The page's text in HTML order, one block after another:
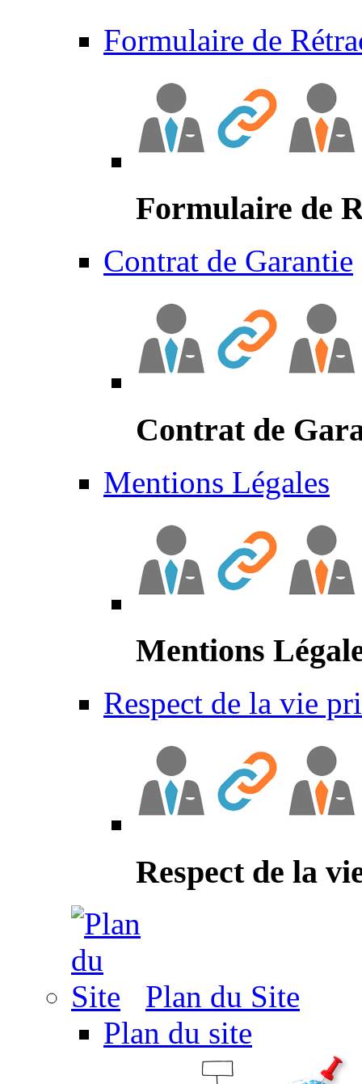
Formulaire de
Formulaire de
Contrat de Garantie
Contrat de
Mentions Légales
Mentions
Respect de la vie
Respect de la
Plan du Site
Plan du site